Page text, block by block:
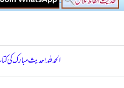
الحمدللہ! حدیث مبارک